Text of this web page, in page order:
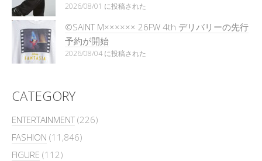
2026/08/01 に投稿された
©SAINT M×××××× 26FW 4th デリバリーの先行
予約が開始
2026/08/04 に投稿された
CATEGORY
ENTERTAINMENT(226)
FASHION (11,846)
FIGURE (112)